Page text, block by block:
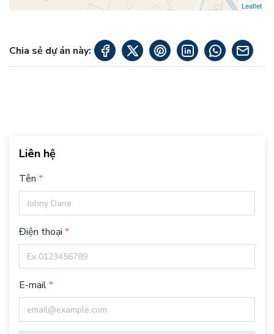
Leaflet
Chia sẻ dự án này:
Liên hệ
Tên
Điện thoại
E-mail